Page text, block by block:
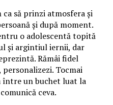
să prinzi atmosfera și
și după moment.
o adolescentă topită
și argintiul iernii, dar
Rămâi fidel
Tocmai
între un buchet luat la
ceva.